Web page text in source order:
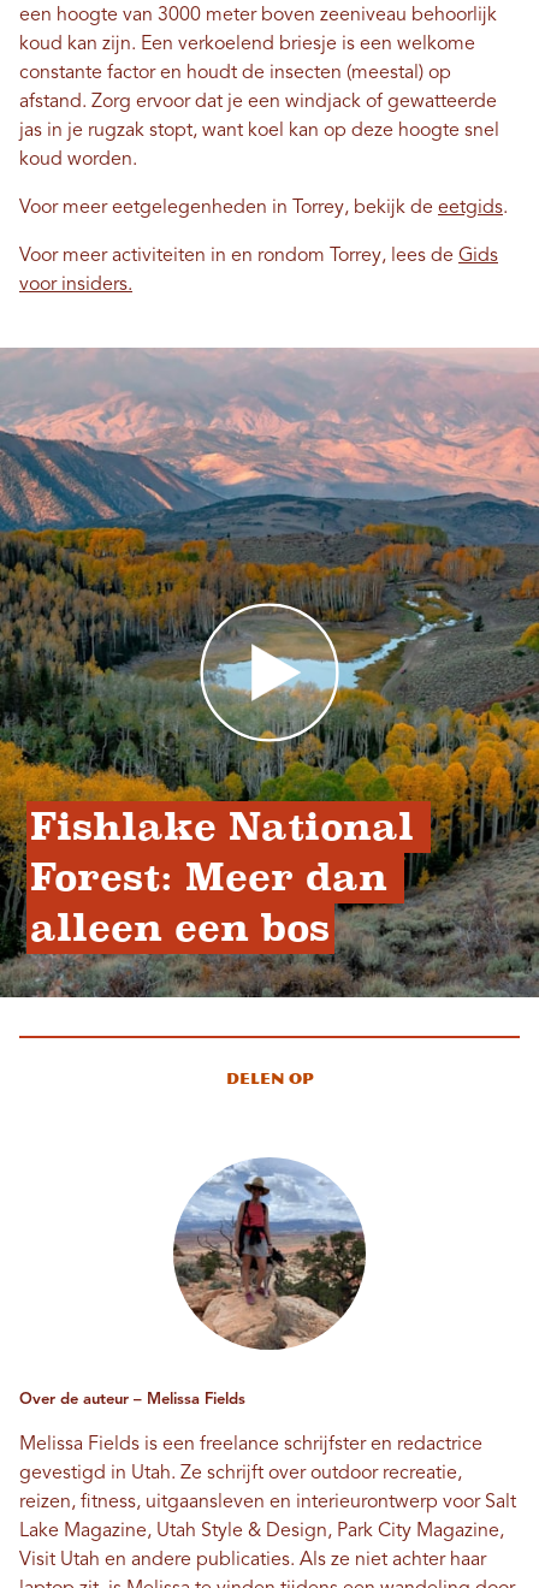
een hoogte van 3000 meter boven zeeniveau behoorlijk
koud kan zijn. Een verkoelend briesje is een welkome
constante factor en houdt de insecten (meestal) op
afstand. Zorg ervoor dat je een windjack of gewatteerde
jas in je rugzak stopt, want koel kan op deze hoogte snel
koud worden.
Voor meer eetgelegenheden in Torrey, bekijk de eetgids.
Voor meer activiteiten in en rondom Torrey, lees de Gids
voor insiders.
Fishlake National
Forest: Meer dan
alleen een bos
Delen op
Over de auteur – Melissa Fields
Melissa Fields is een freelance schrijfster en redactrice
gevestigd in Utah. Ze schrijft over outdoor recreatie,
reizen, fitness, uitgaansleven en interieurontwerp voor Salt
Lake Magazine, Utah Style & Design, Park City Magazine,
Visit Utah en andere publicaties. Als ze niet achter haar